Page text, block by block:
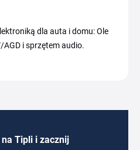
dla auta i domu: Ole
AGD i sprzętem audio.
Tipli i zacznij